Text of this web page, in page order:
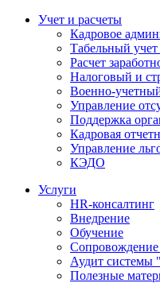
Учет и расчеты
Кадровое
Табельный
Расчет
Налоговый и
Военно-
Управление
Поддержка
Кадровая
Управление
КЭДО
Услуги
HR-консалтинг
Внедрение
Обучение
Сопровождение
Аудит
Полезные